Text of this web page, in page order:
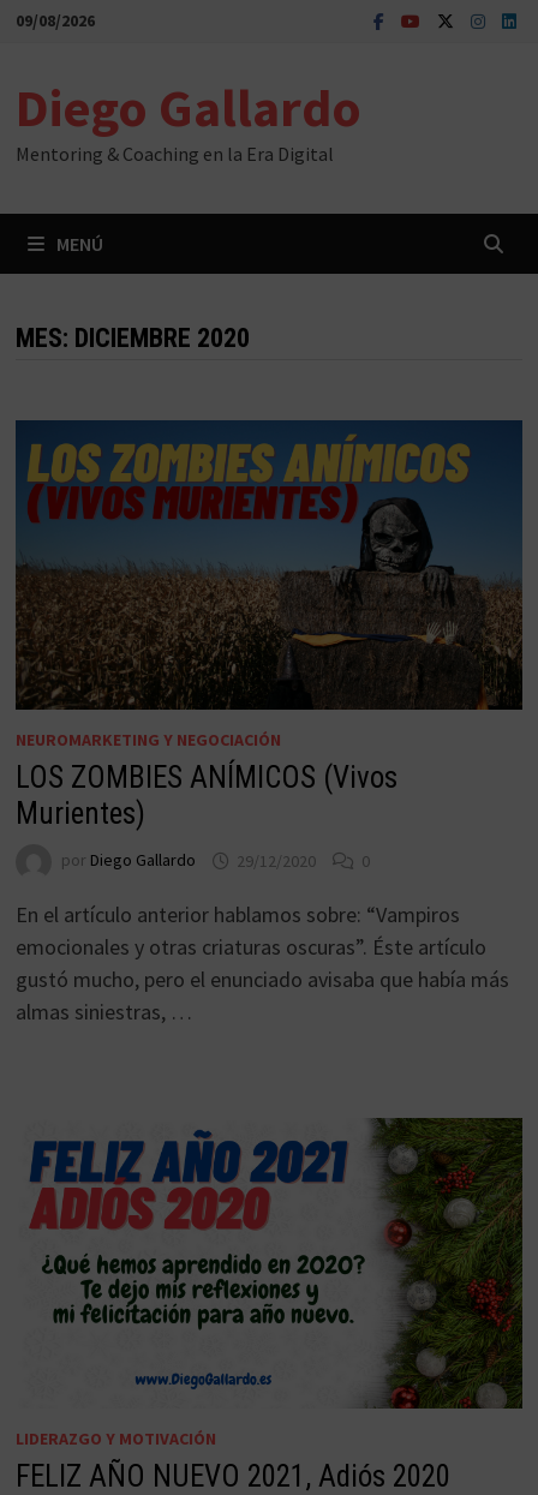
Saltar
09/08/2026
Diego Gallardo
Mentoring & Coaching en la Era Digital
MENÚ
MES: DICIEMBRE 2020
NEUROMARKETING Y NEGOCIACIÓN
LOS ZOMBIES ANÍMICOS (Vivos
Murientes)
por Diego Gallardo 29/12/2020 0
En el artículo anterior hablamos sobre: “Vampiros
emocionales y otras criaturas oscuras”. Éste artículo
gustó mucho, pero el enunciado avisaba que había más
almas siniestras, …
LIDERAZGO Y MOTIVACIÓN
FELIZ AÑO NUEVO 2021, Adiós 2020